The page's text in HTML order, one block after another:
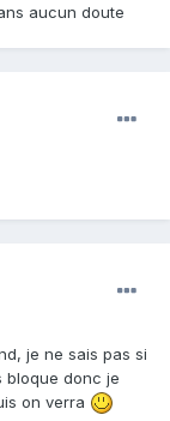
aucun doute
je ne sais pas si
bloque donc je
on verra